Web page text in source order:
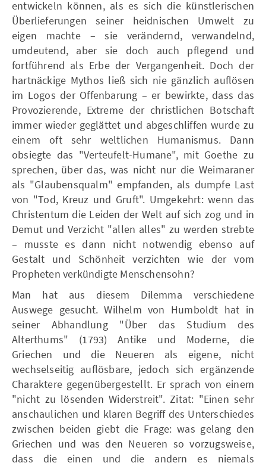
entwickeln können, als es sich die künstlerischen
Überlieferungen seiner heidnischen Umwelt zu
eigen machte – sie verändernd, verwandelnd,
umdeutend, aber sie doch auch pflegend und
fortführend als Erbe der Vergangenheit. Doch der
hartnäckige Mythos ließ sich nie gänzlich auflösen
im Logos der Offenbarung – er bewirkte, dass das
Provozierende, Extreme der christlichen Botschaft
immer wieder geglättet und abgeschliffen wurde zu
einem oft sehr weltlichen Humanismus. Dann
obsiegte das "Verteufelt-Humane", mit Goethe zu
sprechen, über das, was nicht nur die Weimaraner
als "Glaubensqualm" empfanden, als dumpfe Last
von "Tod, Kreuz und Gruft". Umgekehrt: wenn das
Christentum die Leiden der Welt auf sich zog und in
Demut und Verzicht "allen alles" zu werden strebte
– musste es dann nicht notwendig ebenso auf
Gestalt und Schönheit verzichten wie der vom
Propheten verkündigte Menschensohn?
Man hat aus diesem Dilemma verschiedene
Auswege gesucht. Wilhelm von Humboldt hat in
seiner Abhandlung "Über das Studium des
Alterthums" (1793) Antike und Moderne, die
Griechen und die Neueren als eigene, nicht
wechselseitig auflösbare, jedoch sich ergänzende
Charaktere gegenübergestellt. Er sprach von einem
"nicht zu lösenden Widerstreit". Zitat: "Einen sehr
anschaulichen und klaren Begriff des Unterschiedes
zwischen beiden giebt die Frage: was gelang den
Griechen und was den Neueren so vorzugsweise,
dass die einen und die andern es niemals